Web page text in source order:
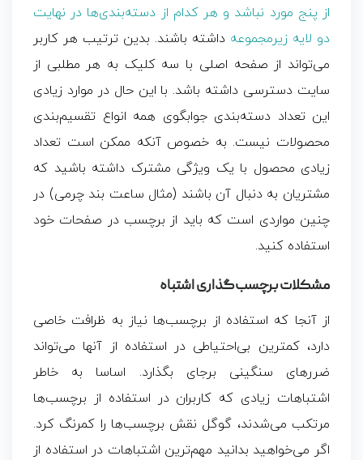
از پنج مورد نباشد و هر کدام از دسته‌بندی‌ها در نهایت
دو لایه زیرمجموعه داشته باشند. بدین‌ ترتیب هر کاربر
می‌تواند از صفحه اصلی با سه کلیک به هر مطلبی از
سایت دسترسی داشته باشد. با این حال در موارد زیادی
این تعداد دسته‌بندی جوابگوی همه انواع تقسیم‌بندی
محصولات نیست. به‌ خصوص آنکه ممکن است تعداد
زیادی محصول با یک ویژگی مشترک داشته باشید که
مشتریان به دنبال آن باشند (مثال ساعت بند چرمی) در
چنین مواردی است که باید از برچسب در صفحات خود
استفاده کنید.
مشکلات برچسب‌گذاری اشتباه
از آنجا که استفاده از برچسب‌ها نیاز به ظرافت خاصی
دارد، کمترین بی‌احتیاطی در استفاده از آنها می‌تواند
ضررهای سنگینی برجای بگذارد. اساسا به‌ خاطر
اشتباهات زیادی که کاربران در استفاده از برچسب‌ها
مرتکب می‌شدند، گوگل نقش برچسب‌ها را کمرنگ کرد.
اگر می‌خواهید بدانید مهم‌ترین اشتباهات در استفاده از